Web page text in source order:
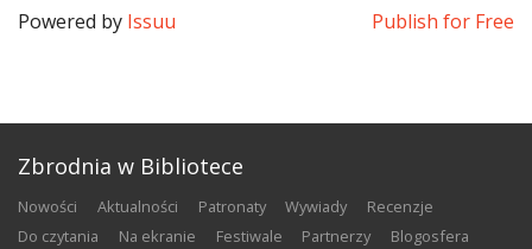
Powered by Issuu Publish for Free
Zbrodnia w Bibliotece
nowości aktualności patronaty wywiady
recenzje
do czytania
na ekranie festiwale partnerzy
blogosfera